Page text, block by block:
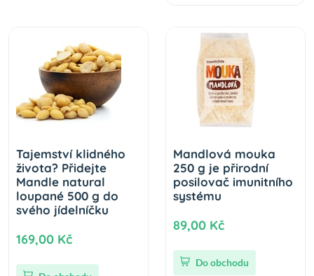
Tajemství klidného
života? Přidejte
Mandle natural
loupané 500 g do
svého jídelníčku
169,00 Kč
Mandlová mouka
250 g je přirodní
posilovač imunitního
systému
89,00 Kč
Do obchodu